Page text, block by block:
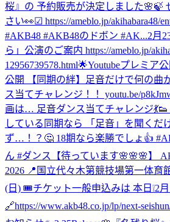
桜』の 予約販売が決定しました🌸🍃
さい👀☑︎ https://ameblo.jp/akihabara48/
#AKB48 #AKB48のドボン #AK...2月
ら」公演のご案内 https://ameblo.jp/
12956739578.html🌟Youtubeプレミア
公開 【同期の絆】足音だけで何の曲
ス当てチャレンジ！！ youtu.be/
画は… 足音ダンス当てチャレンジ
している同期なら 「足音」を聞くだ
ず…！？🤔 18期なら楽勝でしょ👍
ん #ダンス
【待っています🌸🌸🌸】
2026 📍国立代々木第競技場第一体育
(日) 🎟️チケット一般申込みは 本日❕2
🔗https://www.akb48.co.jp/lp/next-